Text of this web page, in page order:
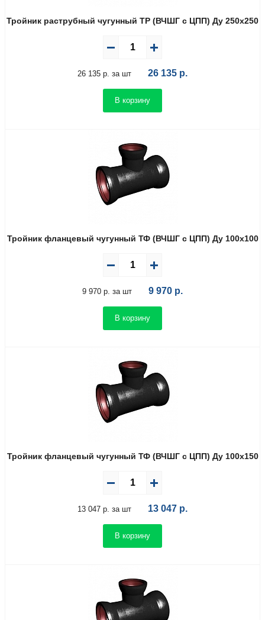
Тройник раструбный чугунный ТР (ВЧШГ с ЦПП) Ду 250х250
26 135 р. за шт 26 135 р.
В корзину
Тройник фланцевый чугунный ТФ (ВЧШГ с ЦПП) Ду 100х100
9 970 р. за шт 9 970 р.
В корзину
Тройник фланцевый чугунный ТФ (ВЧШГ с ЦПП) Ду 100х150
13 047 р. за шт 13 047 р.
В корзину